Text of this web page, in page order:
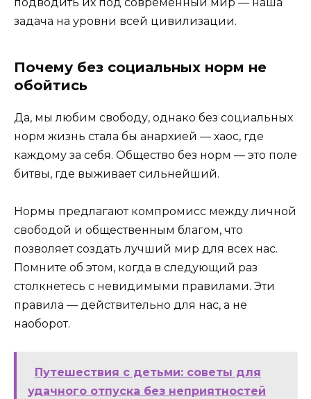
задача на уровни всей цивилизации.
Почему без социальных норм не
обойтись
Да, мы любим свободу, однако без социальных
норм жизнь стала бы анархией — хаос, где
каждому за себя. Общество без норм — это поле
битвы, где выживает сильнейший.
Нормы предлагают компромисс между личной
свободой и общественным благом, что
позволяет создать лучший мир для всех нас.
Помните об этом, когда в следующий раз
столкнетесь с невидимыми правилами. Эти
правила — действительно для нас, а не
наоборот.
Путешествия с детьми: советы для
удачного отпуска без неприятностей